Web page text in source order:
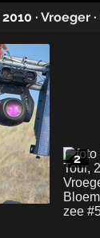
· Vroeger ·
2